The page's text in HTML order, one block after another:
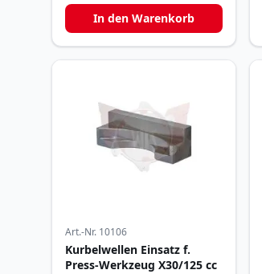
In den Warenkorb
Art.-Nr. 10106
Kurbelwellen Einsatz f.
Press-Werkzeug X30/125 cc